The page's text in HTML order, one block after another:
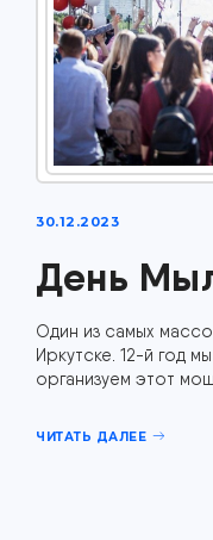
30.12.2023
День
Один из самых
Иркутске. 12-й год
организуем этот
ЧИТАТЬ ДАЛЕЕ